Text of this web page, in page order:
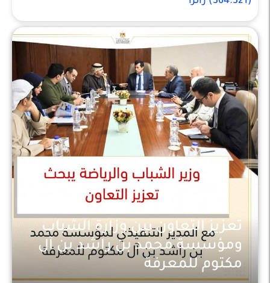
تعزيز التعاون بين وزارة الشباب
ومؤسسة محمد بن راشد بن آل
مكتوم للمعرفة